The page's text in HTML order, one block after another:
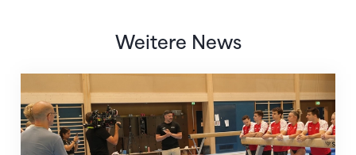
Weitere News
Mit klaren Zielen nach Zagreb